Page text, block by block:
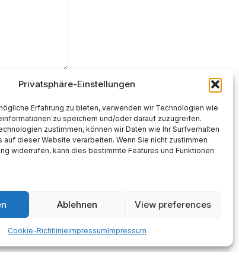
Privatsphäre-Einstellungen
Erfahrung zu bieten, verwenden wir Technologien wie
zu speichern und/oder darauf zuzugreifen.
zustimmen, können wir Daten wie Ihr Surfverhalten
auf dieser Website verarbeiten. Wenn Sie nicht zustimmen
widerrufen, kann dies bestimmte Features und Funktionen
Ablehnen View preferences
Cookie-RichtlinieImpressumImpressum